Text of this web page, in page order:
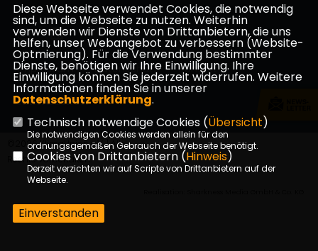
Impressum Datenschutz Kontakt
KlimaUnion
©2026 KlimaUnion e.V. | Alle
Rechte vorbehalten.
Diese Webseite verwendet Cookies, die notwendig
sind, um die Webseite zu nutzen. Weiterhin
verwenden wir Dienste von Drittanbietern, die uns
helfen, unser Webangebot zu verbessern (Website-
Optmierung). Für die Verwendung bestimmter
Dienste, benötigen wir Ihre Einwilligung. Ihre
Einwilligung können Sie jederzeit widerrufen. Weitere
Informationen finden Sie in unserer
Datenschutzerklärung.
Technisch notwendige Cookies (Übersicht)
Die notwendigen Cookies werden allein für den
ordnungsgemäßen Gebrauch der Webseite benötigt.
Cookies von Drittanbietern (Hinweis)
Derzeit verzichten wir auf Scripte von Drittanbietern auf der
Webseite.
Einverstanden